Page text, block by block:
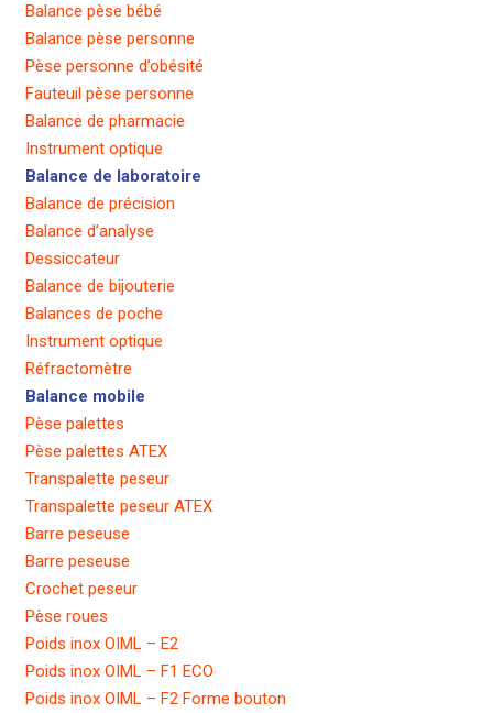
Balance pèse bébé
Balance pèse personne
Pèse personne d’obésité
Fauteuil pèse personne
Balance de pharmacie
Instrument optique
Balance de laboratoire
Balance de précision
Balance d’analyse
Dessiccateur
Balance de bijouterie
Balances de poche
Instrument optique
Réfractomètre
Balance mobile
Pèse palettes
Pèse palettes ATEX
Transpalette peseur
Transpalette peseur ATEX
Barre peseuse
Barre peseuse
Crochet peseur
Pèse roues
Poids inox OIML – E2
Poids inox OIML – F1 ECO
Poids inox OIML – F2 Forme bouton